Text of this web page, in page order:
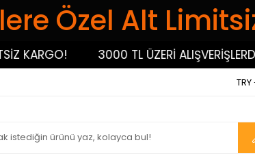
Özel Alt
3000 TL ÜZERİ ALIŞVERİŞLERDE